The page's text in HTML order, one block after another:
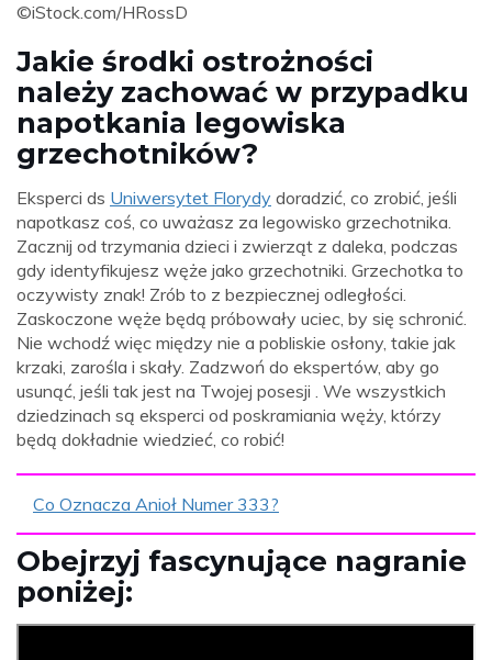
©iStock.com/HRossD
Jakie środki ostrożności
należy zachować w przypadku
napotkania legowiska
grzechotników?
Eksperci ds Uniwersytet Florydy doradzić, co zrobić, jeśli
napotkasz coś, co uważasz za legowisko grzechotnika.
Zacznij od trzymania dzieci i zwierząt z daleka, podczas
gdy identyfikujesz węże jako grzechotniki. Grzechotka to
oczywisty znak! Zrób to z bezpiecznej odległości.
Zaskoczone węże będą próbowały uciec, by się schronić.
Nie wchodź więc między nie a pobliskie osłony, takie jak
krzaki, zarośla i skały. Zadzwoń do ekspertów, aby go
usunąć, jeśli tak jest na Twojej posesji . We wszystkich
dziedzinach są eksperci od poskramiania węży, którzy
będą dokładnie wiedzieć, co robić!
Co Oznacza Anioł Numer 333?
Obejrzyj fascynujące nagranie
poniżej: